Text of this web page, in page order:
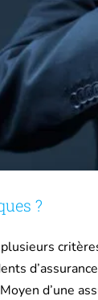
?
d’une